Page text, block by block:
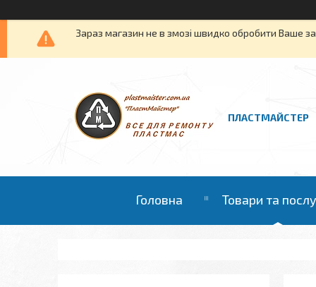
Зараз магазин не в змозі швидко обробити Ваше
ПЛАСТМАЙСТЕР
Головна Товари та